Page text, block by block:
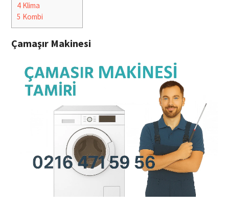
4Klima
5 Kombi
Çamaşır Makinesi